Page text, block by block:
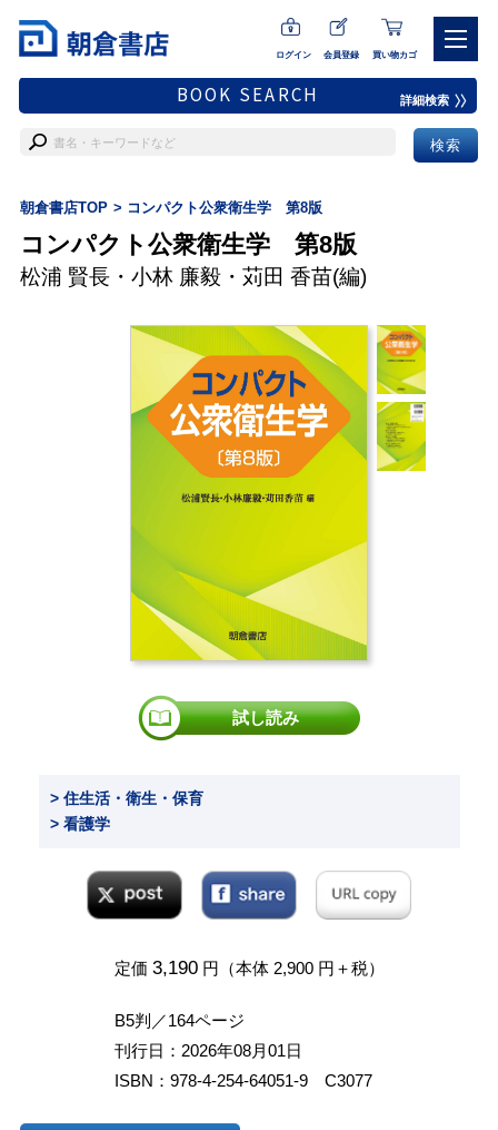
ログイン 会員登録 買い物カゴ
BOOK SEARCH 詳細検索
朝倉書店TOP コンパクト公衆衛生学 第8版
コンパクト公衆衛生学 第8版
松浦 賢長・ 小林 廉毅・ 苅田 香苗(編)
試し読み
> 住生活・衛生・保育
> 看護学
定価 3,190円（本体 2,900 円＋税）
B5判／164ページ
刊行日：2026年08月01日
ISBN：978-4-254-64051-9 C3077